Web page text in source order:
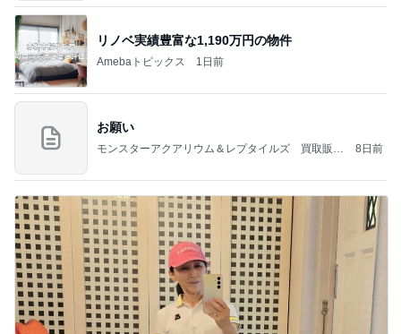
リノベ実績豊富な1,190万円の物件
Amebaトピックス 1日前
お願い
モンスターアクアリウム＆レプタイルズ 買取販売
8日前